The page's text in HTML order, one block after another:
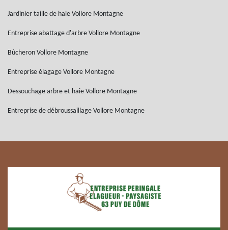
Jardinier taille de haie Vollore Montagne
Entreprise abattage d'arbre Vollore Montagne
Bûcheron Vollore Montagne
Entreprise élagage Vollore Montagne
Dessouchage arbre et haie Vollore Montagne
Entreprise de débroussaillage Vollore Montagne